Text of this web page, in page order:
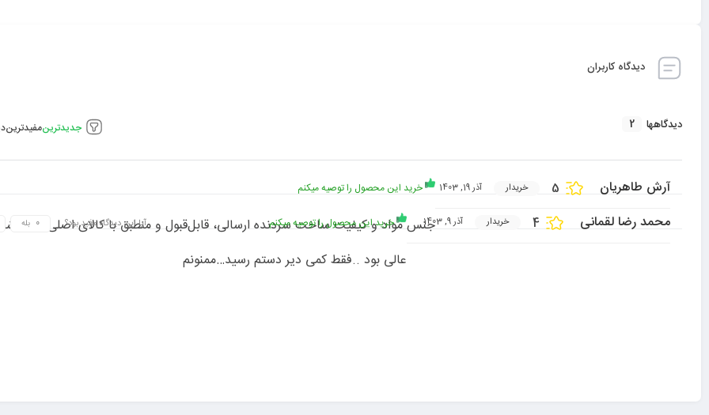
دیدگاه کاربران
دیدگاهها 2 جدیدترینمفیدترین
آرش طاهریان 5 خریدار آذر 19, 1403 خرید این محصول را توصیه میکنم
جنس مواد و کیفیت ساخت سردنده ارسالی، قابل‌قبول و منطبق با کالای اصلی محمد رضا لقمانی 4 خریدار آذر 9, 1403 خرید این محصول را توصیه میکنم
عالی بود ..فقط کمی دیر دستم رسید…ممنونم
آیا این دیدگاه مفید بود؟ بله